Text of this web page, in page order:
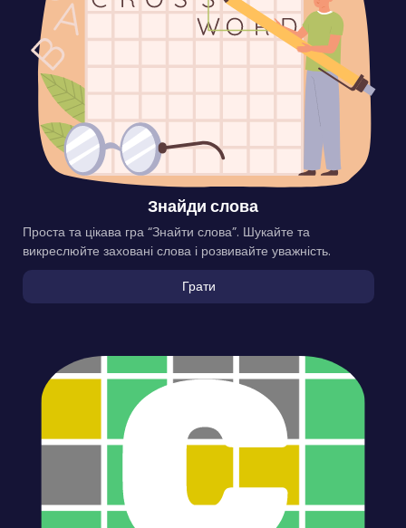
Знайди слова
Проста та цікава гра “Знайти слова”. Шукайте та
викреслюйте заховані слова і розвивайте уважність.
Грати